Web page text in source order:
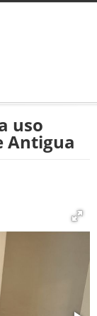
uso
Antigua